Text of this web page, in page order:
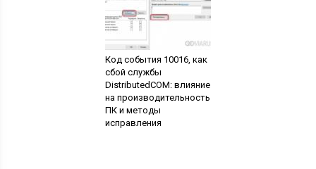
Код события 10016, как
сбой службы
DistributedCOM: влияние
на производительность
ПК и методы
исправления